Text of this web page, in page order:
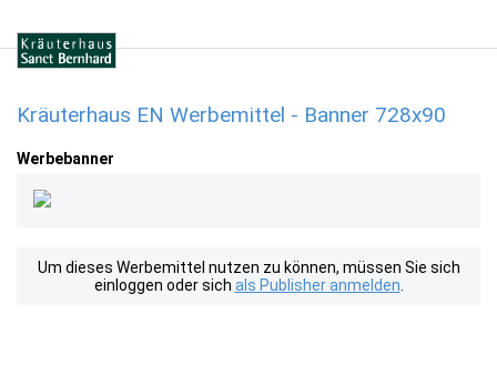
Kräuterhaus EN Werbemittel - Banner 728x90
Werbebanner
Um dieses Werbemittel nutzen zu können, müssen Sie sich
einloggen oder sich als Publisher anmelden